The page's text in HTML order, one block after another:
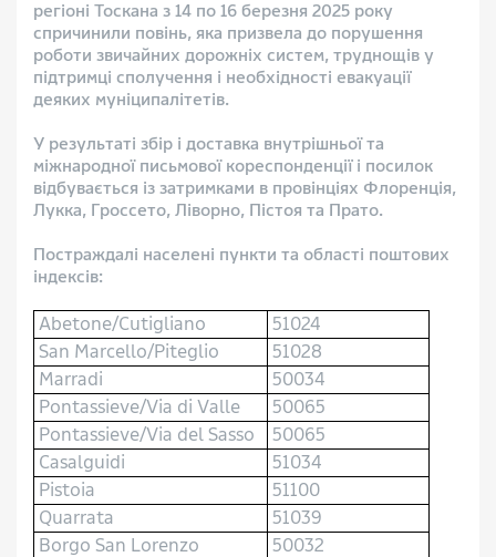
регіоні Тоскана з 14 по 16 березня 2025 року
спричинили повінь, яка призвела до порушення
роботи звичайних дорожніх систем, труднощів у
підтримці сполучення і необхідності евакуації
деяких муніципалітетів.
У результаті збір і доставка внутрішньої та
міжнародної письмової кореспонденції і посилок
відбувається із затримками в провінціях Флоренція,
Лукка, Гроссето, Ліворно, Пістоя та Прато.
Постраждалі населені пункти та області поштових
індексів:
Abetone/Cutigliano
51024
San Marcello/Piteglio
51028
Marradi
50034
Pontassieve/Via di Valle
50065
Pontassieve/Via del Sasso
50065
Casalguidi
51034
Pistoia
51100
Quarrata
51039
Borgo San Lorenzo
50032